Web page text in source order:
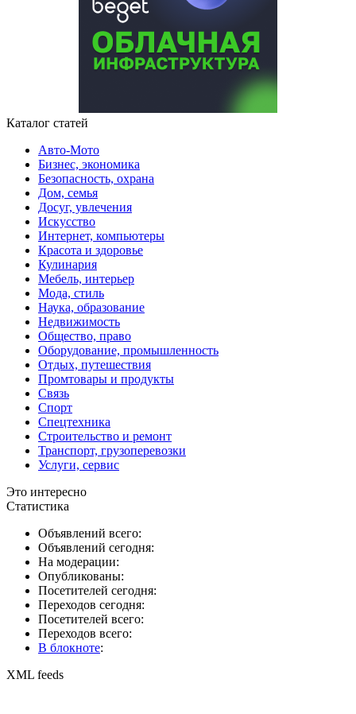
Каталог статей
Авто-Мото
Бизнес, экономика
Безопасность, охрана
Дом, семья
Досуг, увлечения
Искусство
Интернет, компьютеры
Красота и здоровье
Кулинария
Мебель, интерьер
Мода, стиль
Наука, образование
Недвижимость
Общество, право
Оборудование, промышленность
Отдых, путешествия
Промтовары и продукты
Связь
Спорт
Спецтехника
Строительство и ремонт
Транспорт, грузоперевозки
Услуги, сервис
Это интересно
Статистика
Объявлений всего:
Объявлений сегодня:
На модерации:
Опубликованы:
Посетителей сегодня:
Переходов сегодня:
Посетителей всего:
Переходов всего:
В блокноте:
XML feeds